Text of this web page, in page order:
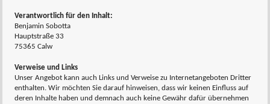
Verantwortlich für den Inhalt:
Benjamin Sobotta
Hauptstraße 33
75365 Calw
Verweise und Links
Unser Angebot kann auch Links und Verweise zu Internetangeboten Dritter
enthalten. Wir möchten Sie darauf hinweisen, dass wir keinen Einfluss auf
deren Inhalte haben und demnach auch keine Gewähr dafür übernehmen